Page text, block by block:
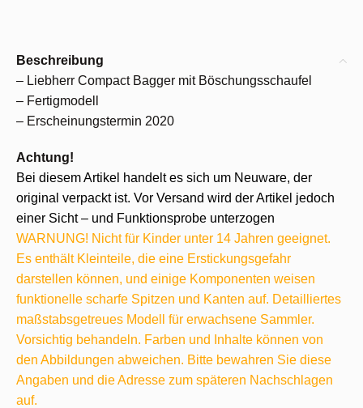
Beschreibung
– Liebherr Compact Bagger mit Böschungsschaufel
– Fertigmodell
– Erscheinungstermin 2020
Achtung!
Bei diesem Artikel handelt es sich um Neuware, der
original verpackt ist. Vor Versand wird der Artikel jedoch
einer Sicht – und Funktionsprobe unterzogen
WARNUNG! Nicht für Kinder unter 14 Jahren geeignet.
Es enthält Kleinteile, die eine Erstickungsgefahr
darstellen können, und einige Komponenten weisen
funktionelle scharfe Spitzen und Kanten auf. Detailliertes
maßstabsgetreues Modell für erwachsene Sammler.
Vorsichtig behandeln. Farben und Inhalte können von
den Abbildungen abweichen. Bitte bewahren Sie diese
Angaben und die Adresse zum späteren Nachschlagen
auf.